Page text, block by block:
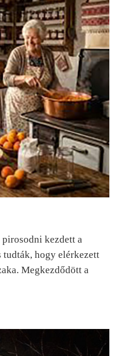
kezdett a
tudták, hogy elérkezett
Megkezdődött a